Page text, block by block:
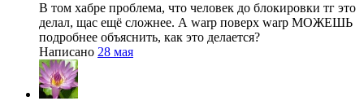
В том хабре проблема, что человек до блокировки тг это
делал, щас ещё сложнее. А warp поверх warp МОЖЕШЬ
подробнее объяснить, как это делается?
Написано 28 мая